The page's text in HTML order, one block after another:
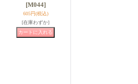
[M044]
605円(税込)
[在庫わずか]